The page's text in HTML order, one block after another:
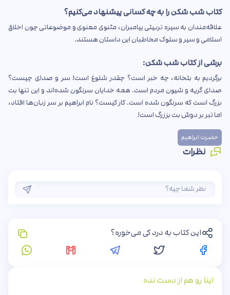
کتاب شب شکن را به چه کسانی پیشنهاد می‌کنیم؟
علاقه‌مندان به سیره تربیتی پیامبران، مثنوی معنوی و موضوعاتی چون اخلاق
اسلامی و سیر و سلوک مخاطبان این داستان هستند.
برشی از کتاب شب شکن:
برگردیم به بتخانه، چه خبر است؟ چقدر شلوغ است! سر و صدای چیست؟
صدای گریه و شیون مردم است. همه خدایان سرنگون شده‌اند و این تنها بت
بزرگ است که سرنگون شده است. کار کیست؟ نام ابراهیم بر سر زبان‌ها افتاد،
اما تبر بر دوش بت بززرگ است!
حضرت ابراهیم
نظرات
این کتاب به درد کی می‌خوره؟
اینا رو هم از دست نده